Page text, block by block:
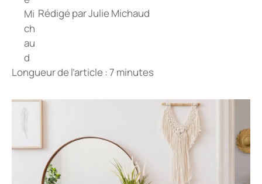
Rédigé parJulie Michaud
Longueur de l’article : 7 minutes